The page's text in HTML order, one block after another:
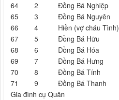
64
2
Đồng Bá Nghiệp
65
3
Đồng Bá Nguyên
66
4
Hiền (vợ cháu Tình)
67
5
Đồng Bá Hữu
68
6
Đồng Bá Hóa
69
7
Đồng Bá Hưng
70
8
Đồng Bá Tính
71
9
Đồng Bá Thanh
Gia đình cụ Quân